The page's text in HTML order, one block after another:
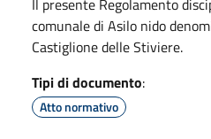
comunale di Asilo nido
Castiglione delle Stiviere.
Tipi di documento:
Atto normativo